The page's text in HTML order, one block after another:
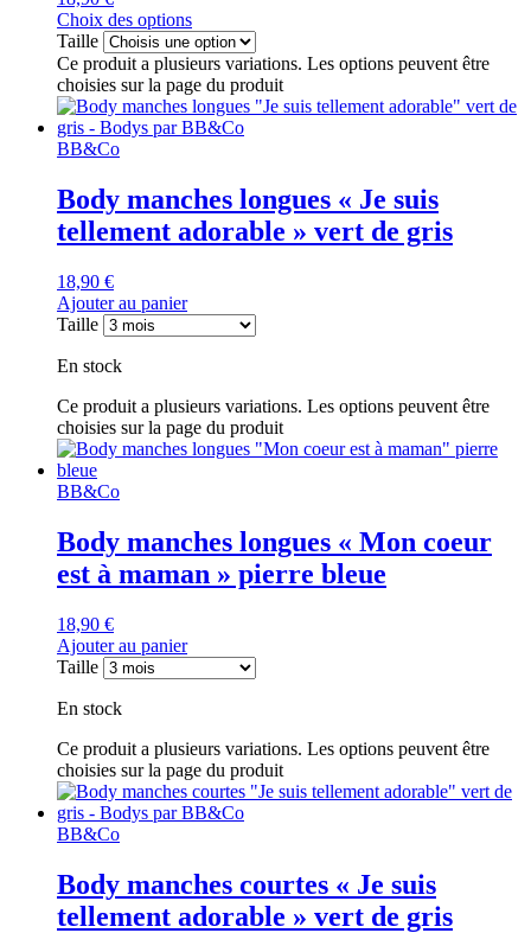
Choix des options
Taille
Ce produit a plusieurs variations. Les options peuvent être
choisies sur la page du produit
BB&Co
Body manches longues « Je suis
tellement adorable » vert de gris
18,90 €
Ajouter au panier
Taille
En stock
Ce produit a plusieurs variations. Les options peuvent être
choisies sur la page du produit
BB&Co
Body manches longues « Mon coeur
est à maman » pierre bleue
18,90 €
Ajouter au panier
Taille
En stock
Ce produit a plusieurs variations. Les options peuvent être
choisies sur la page du produit
BB&Co
Body manches courtes « Je suis
tellement adorable » vert de gris